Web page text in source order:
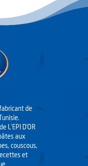
fabricant de
L’EPI D’OR
aux
couscous,
et